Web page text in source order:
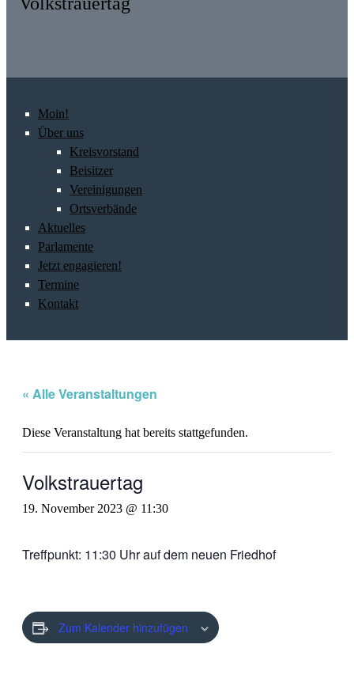
Moin!
Über uns
Kreisvorstand
Beisitzer
Vereinigungen
Ortsverbände
Aktuelles
Parlamente
Jetzt engagieren!
Termine
Kontakt
« Alle Veranstaltungen
Diese Veranstaltung hat bereits stattgefunden.
Volkstrauertag
19. November 2023 @ 11:30
Treffpunkt: 11:30 Uhr auf dem neuen Friedhof
Zum Kalender hinzufügen